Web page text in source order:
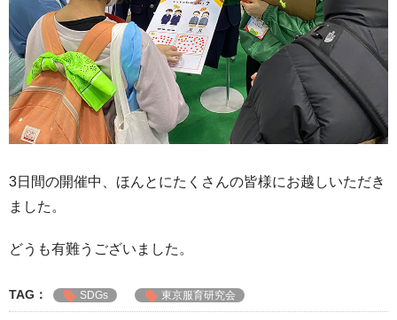
3日間の開催中、ほんとにたくさんの皆様にお越しいただき
ました。
どうも有難うございました。
TAG： SDGs 東京服育研究会